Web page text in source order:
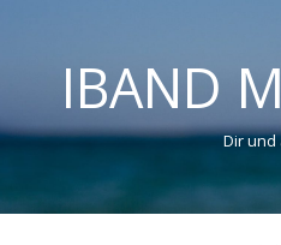
IBAND
Dir und